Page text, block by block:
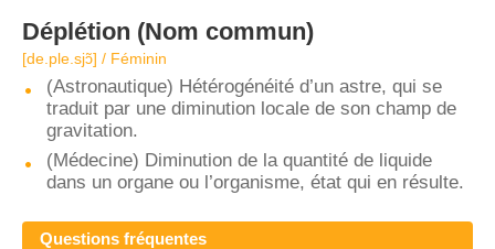
Déplétion (Nom commun)
[de.ple.sjɔ̃] / Féminin
(Astronautique) Hétérogénéité d’un astre, qui se
traduit par une diminution locale de son champ de
gravitation.
(Médecine) Diminution de la quantité de liquide
dans un organe ou l’organisme, état qui en résulte.
Questions fréquentes